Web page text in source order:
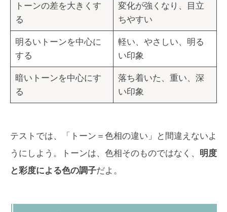
トーンの差を大きくす
る
変化が強くなり、目立
ちやすい
明るいトーンを中心に
する
軽い、やさしい、明る
い印象
暗いトーンを中心にす
る
落ち着いた、重い、深
い印象
テストでは、「トーン＝色相の違い」と間違えないよ
うにしよう。トーンは、色相そのものではなく、 明度
と彩度による色の調子だよ。